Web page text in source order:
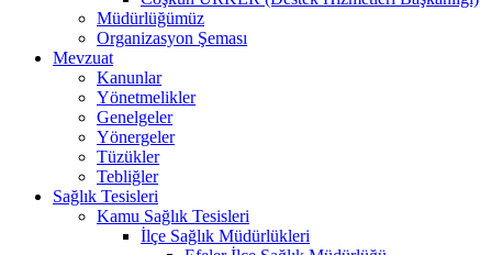
Müdürlüğümüz
Organizasyon Şeması
Mevzuat
Kanunlar
Yönetmelikler
Genelgeler
Yönergeler
Tüzükler
Tebliğler
Sağlık Tesisleri
Kamu Sağlık Tesisleri
İlçe Sağlık Müdürlükleri